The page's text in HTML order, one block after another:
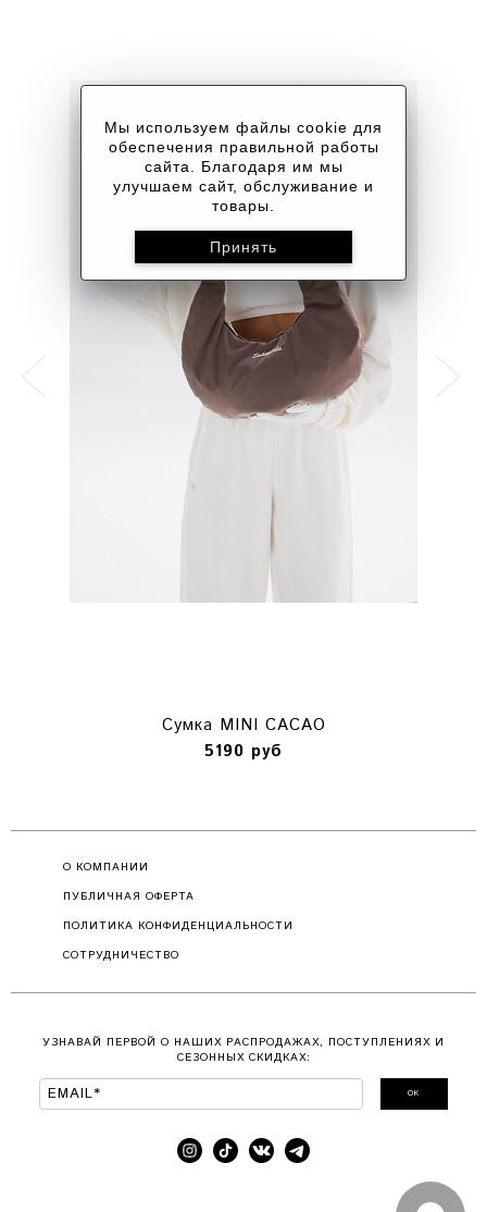
Сумка MINI CACAO
5190 руб
Мы используем файлы cookie для
обеспечения правильной работы
сайта. Благодаря им мы
улучшаем сайт, обслуживание и
товары.
О КОМПАНИИ
ПУБЛИЧНАЯ ОФЕРТА
ПОЛИТИКА КОНФИДЕНЦИАЛЬНОСТИ
СОТРУДНИЧЕСТВО
УЗНАВАЙ ПЕРВОЙ О НАШИХ РАСПРОДАЖАХ, ПОСТУПЛЕНИЯХ И
СЕЗОННЫХ СКИДКАХ:
ОК